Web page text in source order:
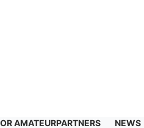
AMATEURPARTNERS NEWS